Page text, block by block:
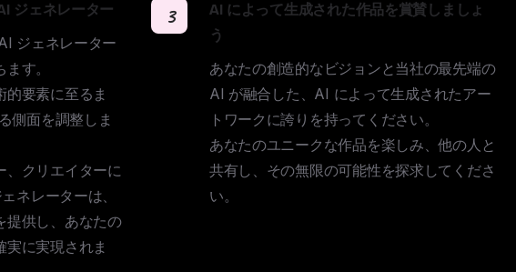
ジェネレーター
ジェネレーター
す。
要素に至るま
側面を調整しま
、クリエイターに
ネレーターは、
提供し、あなたの
実に実現されま
3
AI によって生成された作品を賞賛しましょ
う
あなたの創造的なビジョンと当社の最先端の
AI が融合した、AI によって生成されたアー
トワークに誇りを持ってください。
あなたのユニークな作品を楽しみ、他の人と
共有し、その無限の可能性を探求してくださ
い。